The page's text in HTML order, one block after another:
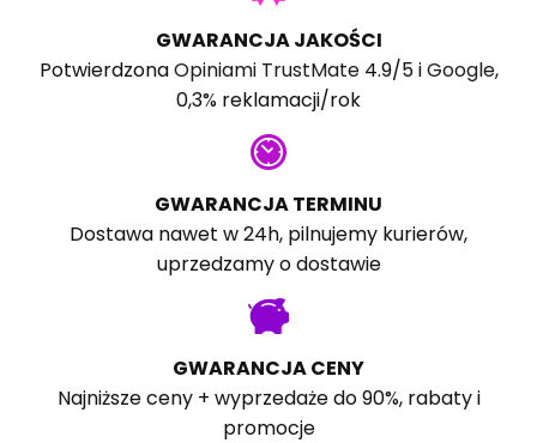
GWARANCJA JAKOŚCI
PotwierdzonaOpiniami TrustMate4.9/5 iGoogle,
0,3% reklamacji/rok
GWARANCJA TERMINU
Dostawa nawet w 24h, pilnujemy kurierów,
uprzedzamy o dostawie
GWARANCJA CENY
Najniższe ceny + wyprzedaże do 90%, rabaty i
promocje